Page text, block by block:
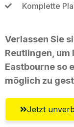
Komplette
Verlassen Sie
Reutlingen, um
Eastbourne so
möglich zu
Jetzt